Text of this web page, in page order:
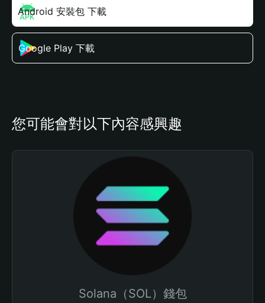
Android 安裝包 下載
Google Play 下載
您可能會對以下內容感興趣
Solana（SOL）錢包